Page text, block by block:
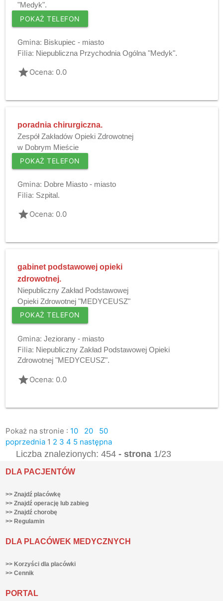
"Medyk".
POKAŻ TELEFON
Gmina: Biskupiec - miasto
Filia: Niepubliczna Przychodnia Ogólna "Medyk".
gradeOcena: 0.0
poradnia chirurgiczna.
Zespół Zakładów Opieki Zdrowotnej
w Dobrym Mieście
POKAŻ TELEFON
Gmina: Dobre Miasto - miasto
Filia: Szpital.
gradeOcena: 0.0
gabinet podstawowej opieki
zdrowotnej.
Niepubliczny Zakład Podstawowej
Opieki Zdrowotnej "MEDYCEUSZ"
POKAŻ TELEFON
Gmina: Jeziorany - miasto
Filia: Niepubliczny Zakład Podstawowej Opieki
Zdrowotnej "MEDYCEUSZ".
gradeOcena: 0.0
Pokaż na stronie : 10 20
50
poprzednia 1 2 3 4 5 następna
Liczba znalezionych: 454- strona 1/23
DLA PACJENTÓW
>> Znajdź placówkę
>> Znajdź operację lub zabieg
>> Znajdź chorobę
>> Regulamin
DLA PLACÓWEK MEDYCZNYCH
>> Korzyści dla placówki
>> Cennik
PORTAL